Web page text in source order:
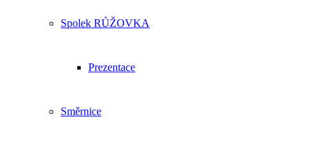
Spolek RŮŽOVKA
Prezentace
Směrnice